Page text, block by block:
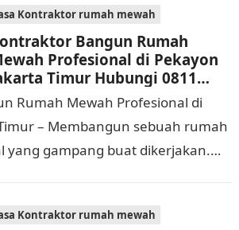
Kontraktor rumah mewah
Bangun Rumah
Profesional di Pekayon
Timur Hubungi 0811
588
Rumah Mewah Profesional di
– Membangun sebuah rumah
yang gampang buat dikerjakan.
Kontraktor rumah mewah